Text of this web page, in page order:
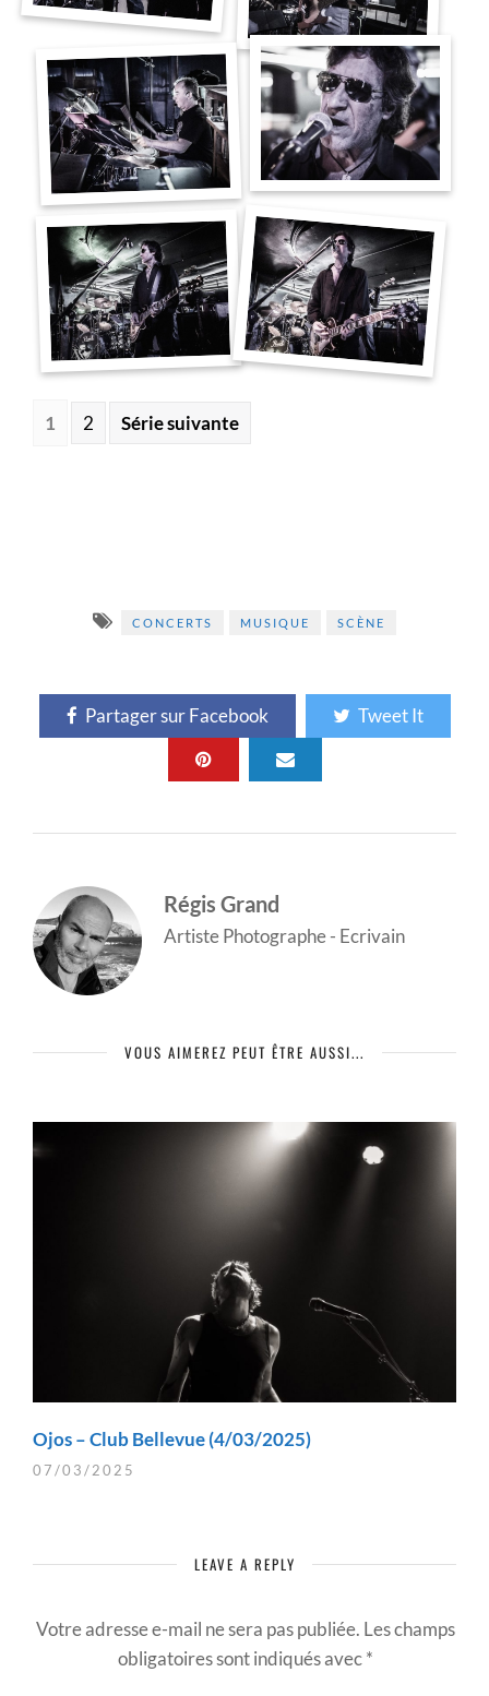
1 2 Série suivante
CONCERTS MUSIQUE SCÈNE
Partager sur Facebook Tweet It
Régis Grand
Artiste Photographe - Ecrivain
VOUS AIMEREZ PEUT ÊTRE AUSSI...
Ojos – Club Bellevue (4/03/2025)
07/03/2025
LEAVE A REPLY
Votre adresse e-mail ne sera pas publiée. Les champs
obligatoires sont indiqués avec*